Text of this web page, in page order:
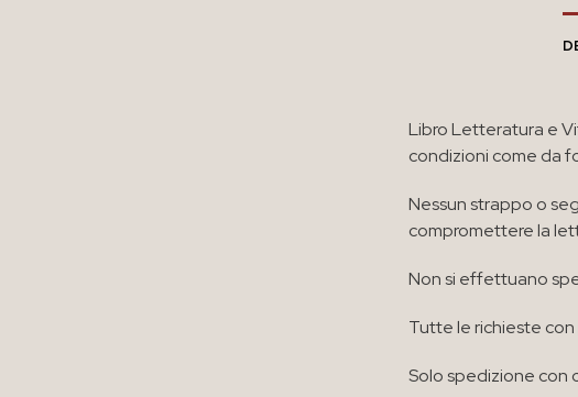
Libro Letteratura e
condizioni come da
Nessun strappo o
compromettere la
Non si effettuano
Tutte le richieste
Solo spedizione con